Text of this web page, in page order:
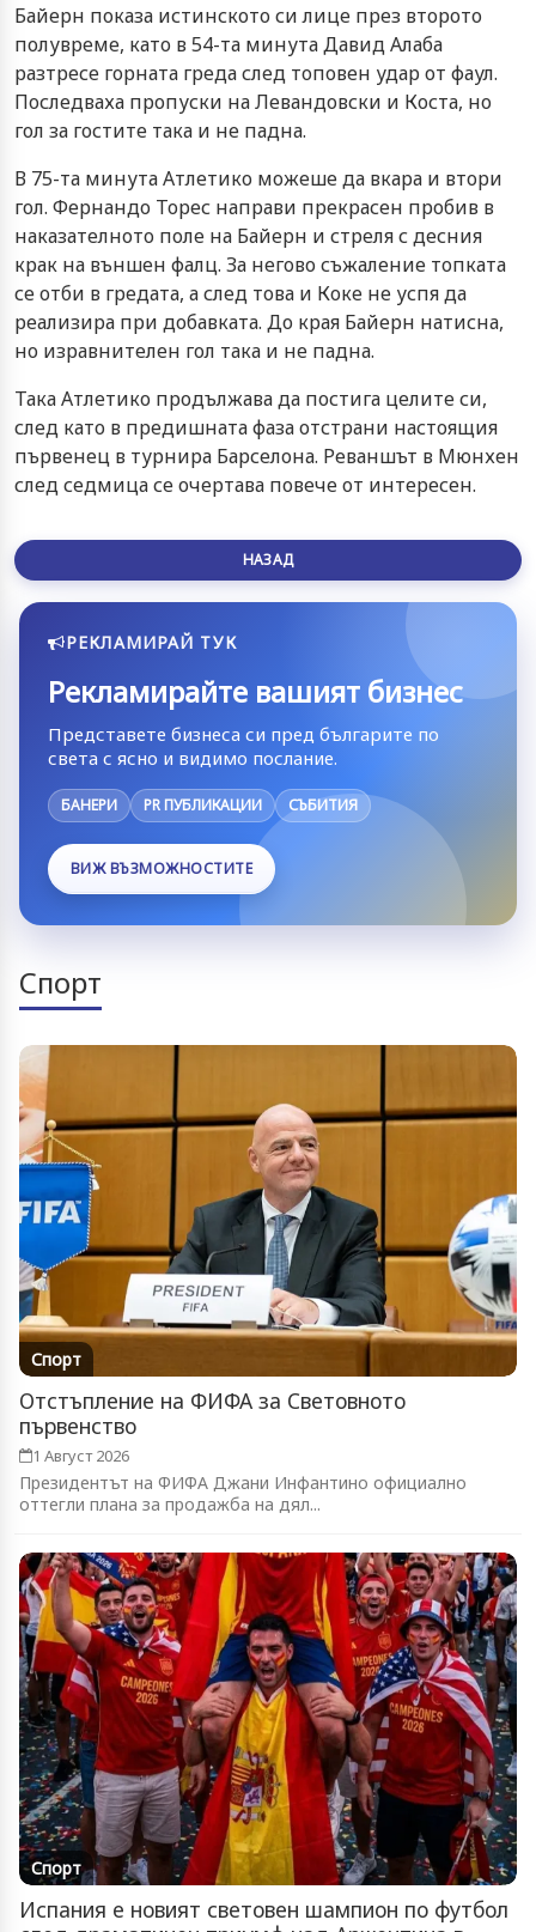
Байерн показа истинското си лице през второто
полувреме, като в 54-та минута Давид Алаба
разтресе горната греда след топовен удар от фаул.
Последваха пропуски на Левандовски и Коста, но
гол за гостите така и не падна.
В 75-та минута Атлетико можеше да вкара и втори
гол. Фернандо Торес направи прекрасен пробив в
наказателното поле на Байерн и стреля с десния
крак на външен фалц. За негово съжаление топката
се отби в гредата, а след това и Коке не успя да
реализира при добавката. До края Байерн натисна,
но изравнителен гол така и не падна.
Така Атлетико продължава да постига целите си,
след като в предишната фаза отстрани настоящия
първенец в турнира Барселона. Реваншът в Мюнхен
след седмица се очертава повече от интересен.
НАЗАД
РЕКЛАМИРАЙ ТУК
Рекламирайте вашият бизнес
Представете бизнеса си пред българите по
света с ясно и видимо послание.
БАНЕРИ PR ПУБЛИКАЦИИ СЪБИТИЯ
ВИЖ ВЪЗМОЖНОСТИТЕ
Спорт
Спорт
Отстъпление на ФИФА за Световното
първенство
1 Август 2026
Президентът на ФИФА Джани Инфантино официално
оттегли плана за продажба на дял...
Спорт
Испания е новият световен шампион по футбол